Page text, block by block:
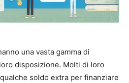
una vasta gamma di
disposizione. Molti di loro
soldo extra per finanziare